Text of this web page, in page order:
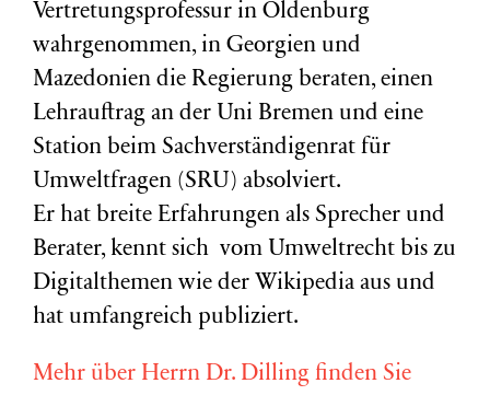
Vertretungsprofessur in Oldenburg
wahrgenommen, in Georgien und
Mazedonien die Regierung beraten, einen
Lehrauftrag an der Uni Bremen und eine
Station beim Sachverständigenrat für
Umweltfragen (SRU) absolviert.
Er hat breite Erfahrungen als Sprecher und
Berater, kennt sich vom Umweltrecht bis zu
Digitalthemen wie der Wikipedia aus und
hat umfangreich publiziert.
Mehr über Herrn Dr. Dilling finden Sie